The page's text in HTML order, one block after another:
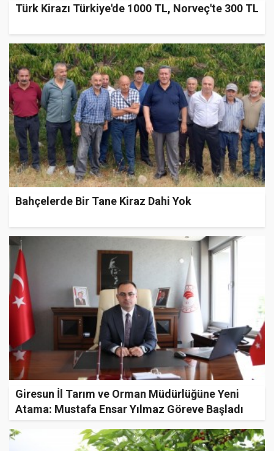
Türk Kirazı Türkiye'de 1000 TL, Norveç'te 300 TL
Bahçelerde Bir Tane Kiraz Dahi Yok
Giresun İl Tarım ve Orman Müdürlüğüne Yeni
Atama: Mustafa Ensar Yılmaz Göreve Başladı